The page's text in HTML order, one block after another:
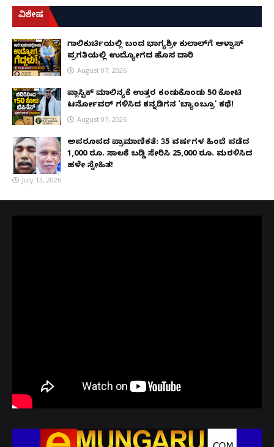
ವಿಶೇಷ
ಗಾಲಿಕುರ್ಚಿಯಲ್ಲಿ ಬಂದ ಭಾಗ್ಯಶ್ರೀ ಕುಲಾಲ್‌ಗೆ ಆಳ್ವಾಸ್
ಪ್ರಗತಿಯಲ್ಲಿ ಉದ್ಯೋಗದ ಹೊಸ ದಾರಿ
August 07, 2026
ಪ್ಲಾಸ್ಟಿಕ್ ಮಾಲಿನ್ಯಕ್ಕೆ ಉತ್ತರ ಕಂಡುಕೊಂಡು ₹50 ಕೋಟಿ
ಟರ್ನೋವರ್ ಗಳಿಸಿದ ಕನ್ನಡಿಗನ 'ಬ್ಯಾಂಬ್ರೂ' ಕಥೆ!
August 07, 2026
ಅಪರೂಪದ ಪ್ರಾಮಾಣಿಕತೆ: 35 ವರ್ಷಗಳ ಹಿಂದೆ ಪಡೆದ
1,000 ರೂ. ಸಾಲಕ್ಕೆ ಬಡ್ಡಿ ಸೇರಿಸಿ 25,000 ರೂ. ಮರಳಿಸಿದ
ಹಳೇ ಸ್ನೇಹಿತ!
July 13, 2026